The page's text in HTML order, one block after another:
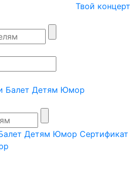
Твой концерт
Балет Детям Юмор
Детям Юмор Сертификат